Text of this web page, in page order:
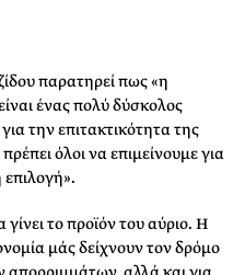
παρατηρεί πως «η
ένας πολύ δύσκολος
την επιτακτικότητα της
όλοι να επιμείνουμε για
το προϊόν του αύριο. Η
μάς δείχνουν τον δρόμο